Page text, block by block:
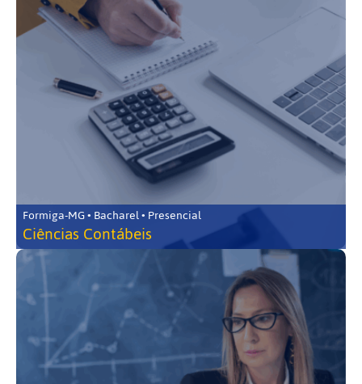
Formiga-MG • Bacharel • Presencial
Ciências Contábeis